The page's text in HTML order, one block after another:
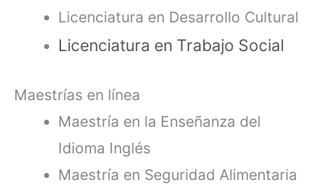
Licenciatura en Desarrollo Cultural
Licenciatura en Trabajo Social
Maestrías en línea
Maestría en la Enseñanza del
Idioma Inglés
Maestría en Seguridad Alimentaria